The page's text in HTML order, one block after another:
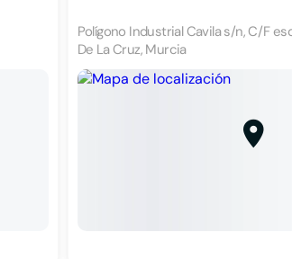
Polígono Industrial Cavila s/n, C/F
De La Cruz, Murcia